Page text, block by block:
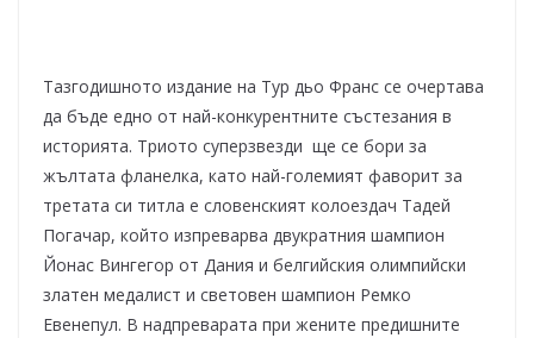
Тазгодишното издание на Тур дьо Франс се очертава
да бъде едно от най-конкурентните състезания в
историята. Триото суперзвезди ще се бори за
жълтата фланелка, като най-големият фаворит за
третата си титла е словенският колоездач Тадей
Погачар, който изпреварва двукратния шампион
Йонас Вингегор от Дания и белгийския олимпийски
златен медалист и световен шампион Ремко
Евенепул. В надпреварата при жените предишните